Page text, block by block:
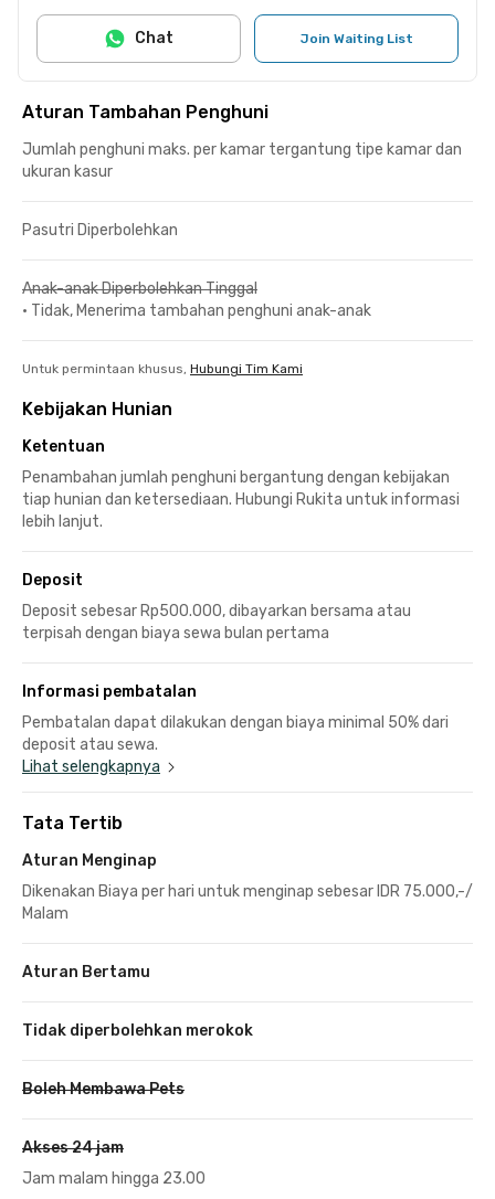
Join Waiting List
Chat
Aturan Tambahan Penghuni
Jumlah penghuni maks. per kamar tergantung tipe kamar dan
ukuran kasur
Pasutri Diperbolehkan
Anak-anak Diperbolehkan Tinggal
• Tidak, Menerima tambahan penghuni anak-anak
Untuk permintaan khusus, Hubungi Tim Kami
Kebijakan Hunian
Ketentuan
Penambahan jumlah penghuni bergantung dengan kebijakan
tiap hunian dan ketersediaan. Hubungi Rukita untuk informasi
lebih lanjut.
Deposit
Deposit sebesar Rp500.000, dibayarkan bersama atau
terpisah dengan biaya sewa bulan pertama
Informasi pembatalan
Pembatalan dapat dilakukan dengan biaya minimal 50% dari
deposit atau sewa.
Lihat selengkapnya
Tata Tertib
Aturan Menginap
Dikenakan Biaya per hari untuk menginap sebesar IDR 75.000,-/
Malam
Aturan Bertamu
Tidak diperbolehkan merokok
Boleh Membawa Pets
Akses 24 jam
Jam malam hingga 23.00